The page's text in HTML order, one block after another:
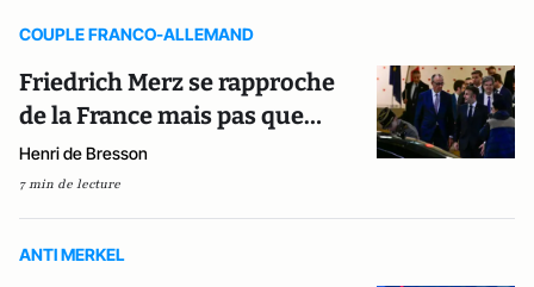
COUPLE FRANCO-ALLEMAND
Friedrich Merz se rapproche
de la France mais pas que…
Henri de Bresson
7 min de lecture
ANTI MERKEL